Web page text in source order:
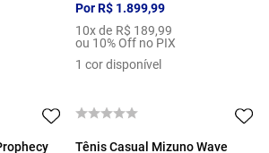
PorR$ 1.899,99
10x de R$ 189,99
ou 10% Off no PIX
1 cor disponível
Tênis Casual Mizuno Wave